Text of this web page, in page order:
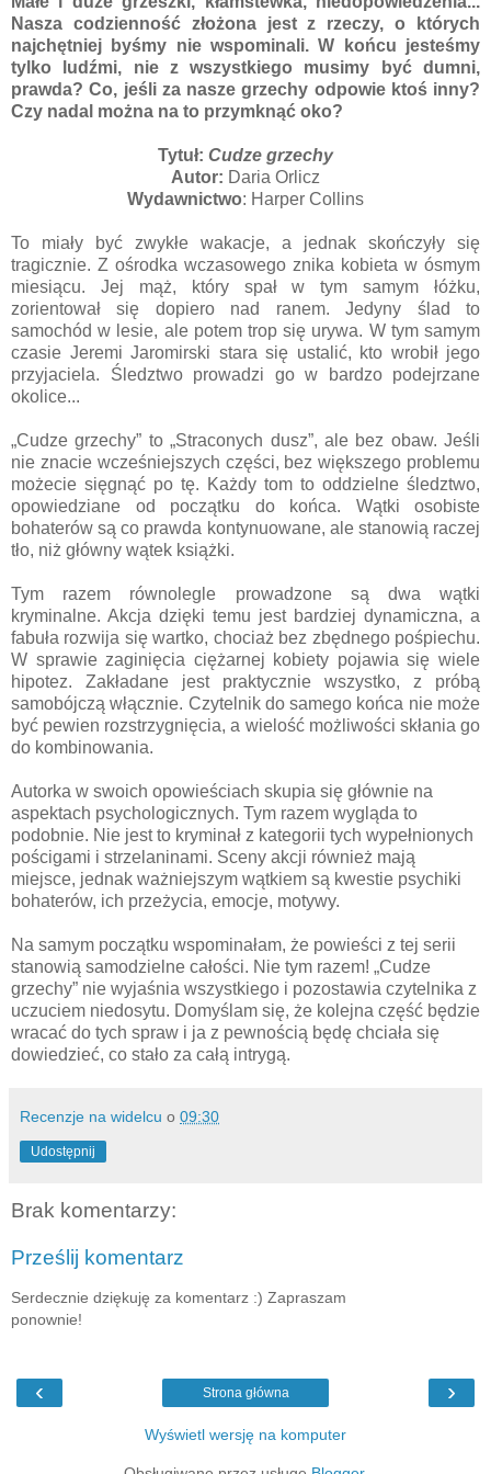
Nasza codzienność złożona jest z rzeczy, o których
najchętniej byśmy nie wspominali. W końcu jesteśmy
tylko ludźmi, nie z wszystkiego musimy być dumni,
prawda? Co, jeśli za nasze grzechy odpowie ktoś inny?
Czy nadal można na to przymknąć oko?
Tytuł: Cudze grzechy
Autor: Daria Orlicz
Wydawnictwo: Harper Collins
To miały być zwykłe wakacje, a jednak skończyły się
tragicznie. Z ośrodka wczasowego znika kobieta w ósmym
miesiącu. Jej mąż, który spał w tym samym łóżku,
zorientował się dopiero nad ranem. Jedyny ślad to
samochód w lesie, ale potem trop się urywa. W tym samym
czasie Jeremi Jaromirski stara się ustalić, kto wrobił jego
przyjaciela. Śledztwo prowadzi go w bardzo podejrzane
okolice...
„Cudze grzechy” to „Straconych dusz”, ale bez obaw. Jeśli
nie znacie wcześniejszych części, bez większego problemu
możecie sięgnąć po tę. Każdy tom to oddzielne śledztwo,
opowiedziane od początku do końca. Wątki osobiste
bohaterów są co prawda kontynuowane, ale stanowią raczej
tło, niż główny wątek książki.
Tym razem równolegle prowadzone są dwa wątki
kryminalne. Akcja dzięki temu jest bardziej dynamiczna, a
fabuła rozwija się wartko, chociaż bez zbędnego pośpiechu.
W sprawie zaginięcia ciężarnej kobiety pojawia się wiele
hipotez. Zakładane jest praktycznie wszystko, z próbą
samobójczą włącznie. Czytelnik do samego końca nie może
być pewien rozstrzygnięcia, a wielość możliwości skłania go
do kombinowania.
Autorka w swoich opowieściach skupia się głównie na
aspektach psychologicznych. Tym razem wygląda to
podobnie. Nie jest to kryminał z kategorii tych wypełnionych
pościgami i strzelaninami. Sceny akcji również mają
miejsce, jednak ważniejszym wątkiem są kwestie psychiki
bohaterów, ich przeżycia, emocje, motywy.
Na samym początku wspominałam, że powieści z tej serii
stanowią samodzielne całości. Nie tym razem! „Cudze
grzechy” nie wyjaśnia wszystkiego i pozostawia czytelnika z
uczuciem niedosytu. Domyślam się, że kolejna część będzie
wracać do tych spraw i ja z pewnością będę chciała się
dowiedzieć, co stało za całą intrygą.
Recenzje na widelcu o 09:30
Udostępnij
Brak komentarzy:
Prześlij komentarz
Serdecznie dziękuję za komentarz :) Zapraszam
ponownie!
‹ ›
Strona główna
Wyświetl wersję na komputer